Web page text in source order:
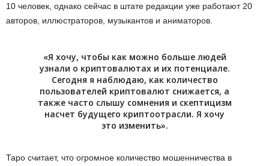
10 человек, однако сейчас в штате редакции уже работают 20
авторов, иллюстраторов, музыкантов и аниматоров.
«Я хочу, чтобы как можно больше людей
узнали о криптовалютах и их потенциале.
Сегодня я наблюдаю, как количество
пользователей криптовалют снижается, а
также часто слышу сомнения и скептицизм
насчет будущего криптоотрасли. Я хочу
это изменить».
Таро считает, что огромное количество мошенничества в